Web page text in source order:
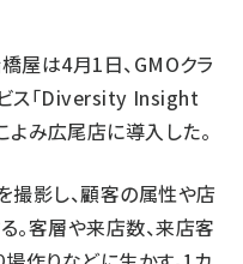
屋は4月1日、GMOクラ
ス「Diversity Insight
み広尾店に導入した。
撮影し、顧客の属性や店
客層や来店数、来店客